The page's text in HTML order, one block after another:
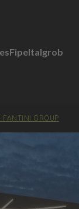
FipeItalgrob
FANTINI GROUP